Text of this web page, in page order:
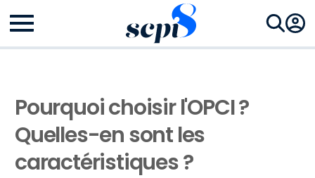
Pourquoi choisir l'OPCI ?
Quelles-en sont les
caractéristiques ?